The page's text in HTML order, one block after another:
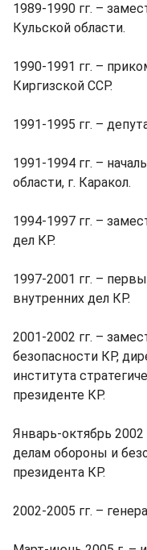
1989-1990 гг. –
Кульской области.
1990-1991 гг. –
Киргизской ССР.
1991-1995 гг. –
1991-1994 гг. –
области, г. Каракол.
1994-1997 гг. –
дел КР.
1997-2001 гг. –
внутренних дел КР.
2001-2002 гг. –
безопасности КР,
института
президенте КР.
Январь-октябрь
делам обороны и
президента КР.
2002-2005 гг. –